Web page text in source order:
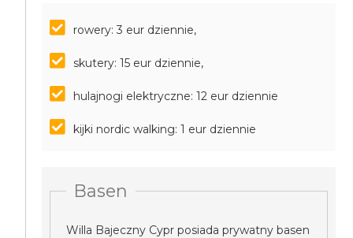
rowery: 3 eur dziennie,
skutery: 15 eur dziennie,
hulajnogi elektryczne: 12 eur dziennie
kijki nordic walking: 1 eur dziennie
Basen
Willa Bajeczny Cypr posiada prywatny basen